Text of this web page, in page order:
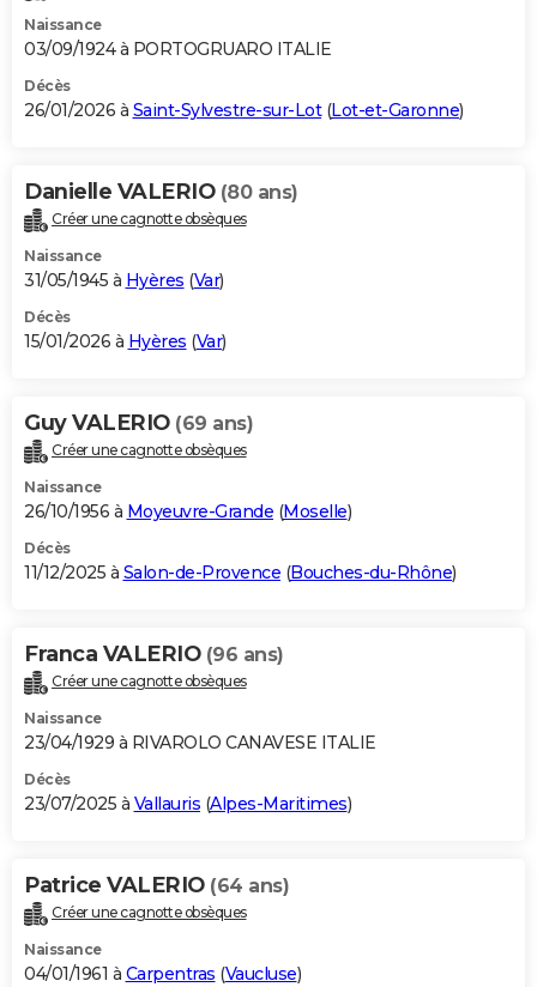
Naissance
03/09/1924 à PORTOGRUARO ITALIE
Décès
26/01/2026 à Saint-Sylvestre-sur-Lot(Lot-et-Garonne)
Danielle VALERIO (80 ans)
Créer une cagnotte obsèques
Naissance
31/05/1945 à Hyères (Var)
Décès
15/01/2026 à Hyères (Var)
Guy VALERIO (69 ans)
Créer une cagnotte obsèques
Naissance
26/10/1956 à Moyeuvre-Grande (Moselle)
Décès
11/12/2025 à Salon-de-Provence (Bouches-du-Rhône)
Franca VALERIO (96 ans)
Créer une cagnotte obsèques
Naissance
23/04/1929 à RIVAROLO CANAVESE ITALIE
Décès
23/07/2025 à Vallauris (Alpes-Maritimes)
Patrice VALERIO (64 ans)
Créer une cagnotte obsèques
Naissance
04/01/1961 à Carpentras (Vaucluse)